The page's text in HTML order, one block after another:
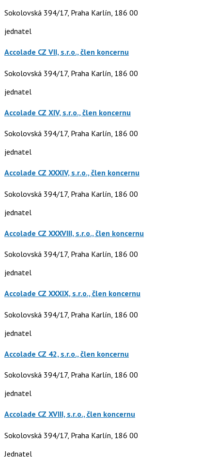
Sokolovská 394/17, Praha Karlín, 186 00
jednatel
Accolade CZ VII, s.r.o., člen koncernu
Sokolovská 394/17, Praha Karlín, 186 00
jednatel
Accolade CZ XIV, s.r.o., člen koncernu
Sokolovská 394/17, Praha Karlín, 186 00
jednatel
Accolade CZ XXXIV, s.r.o., člen koncernu
Sokolovská 394/17, Praha Karlín, 186 00
jednatel
Accolade CZ XXXVIII, s.r.o., člen koncernu
Sokolovská 394/17, Praha Karlín, 186 00
jednatel
Accolade CZ XXXIX, s.r.o., člen koncernu
Sokolovská 394/17, Praha Karlín, 186 00
jednatel
Accolade CZ 42, s.r.o., člen koncernu
Sokolovská 394/17, Praha Karlín, 186 00
jednatel
Accolade CZ XVIII, s.r.o., člen koncernu
Sokolovská 394/17, Praha Karlín, 186 00
Jednatel